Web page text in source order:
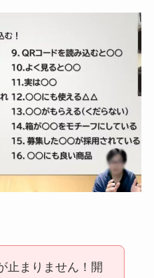
止まりません！開